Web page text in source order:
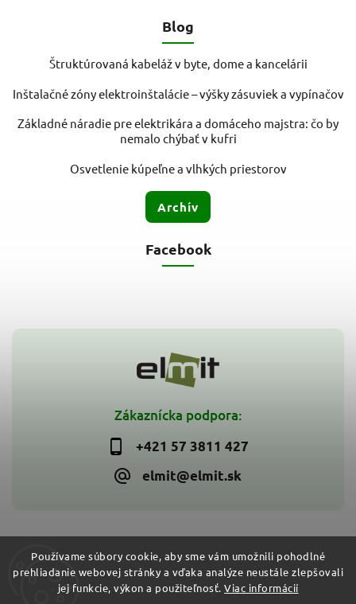
Používame súbory cookie, aby sme vám umožnili pohodlné
prehliadanie webovej stránky a vďaka analýze neustále zlepšovali
jej funkcie, výkon a použiteľnosť. Viac informácií
Zákaznícka podpora:
+421 57 3811 427
elmit@elmit.sk
Blog
Štruktúrovaná kabeláž v byte, dome a kancelárii
Inštalačné zóny elektroinštalácie – výšky zásuviek a vypínačov
Základné náradie pre elektrikára a domáceho majstra: čo by
nemalo chýbať v kufri
Osvetlenie kúpeľne a vlhkých priestorov
Archív
Facebook
Copyright 2026ELMIT - Elektroinštalačný materiál, svietidlá.
Všetky práva vyhradené.